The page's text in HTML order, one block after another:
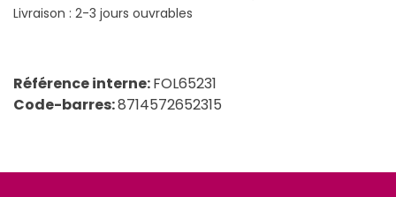
Livraison : 2-3 jours ouvrables
Référence interne:FOL65231
Code-barres:8714572652315